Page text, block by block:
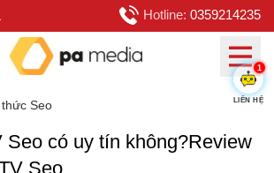
Hotline: 0359214235
thức Seo
Seo có uy tín không?Review
Seo
1
LIÊN HỆ